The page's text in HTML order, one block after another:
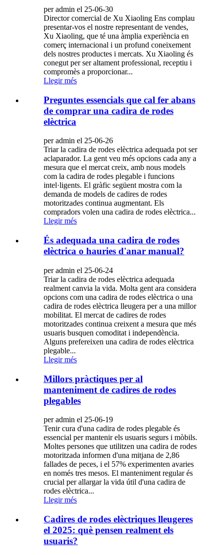
per admin el 25-06-30
Director comercial de Xu Xiaoling Ens complau
presentar-vos el nostre representant de vendes,
Xu Xiaoling, que té una àmplia experiència en
comerç internacional i un profund coneixement
dels nostres productes i mercats. Xu Xiaoling és
conegut per ser altament professional, receptiu i
compromès a proporcionar...
Llegir més
Preguntes essencials que cal fer abans
de comprar una cadira de rodes
elèctrica
per admin el 25-06-26
Triar la cadira de rodes elèctrica adequada pot ser
aclaparador. La gent veu més opcions cada any a
mesura que el mercat creix, amb nous models
com la cadira de rodes plegable i funcions
intel·ligents. El gràfic següent mostra com la
demanda de models de cadires de rodes
motoritzades continua augmentant. Els
compradors volen una cadira de rodes elèctrica...
Llegir més
És adequada una cadira de rodes
elèctrica o hauries d'anar manual?
per admin el 25-06-24
Triar la cadira de rodes elèctrica adequada
realment canvia la vida. Molta gent ara considera
opcions com una cadira de rodes elèctrica o una
cadira de rodes elèctrica lleugera per a una millor
mobilitat. El mercat de cadires de rodes
motoritzades continua creixent a mesura que més
usuaris busquen comoditat i independència.
Alguns prefereixen una cadira de rodes elèctrica
plegable...
Llegir més
Millors pràctiques per al
manteniment de cadires de rodes
plegables
per admin el 25-06-19
Tenir cura d'una cadira de rodes plegable és
essencial per mantenir els usuaris segurs i mòbils.
Moltes persones que utilitzen una cadira de rodes
motoritzada informen d'una mitjana de 2,86
fallades de peces, i el 57% experimenten avaries
en només tres mesos. El manteniment regular és
crucial per allargar la vida útil d'una cadira de
rodes elèctrica...
Llegir més
Cadires de rodes elèctriques lleugeres
el 2025: què pensen realment els
usuaris?